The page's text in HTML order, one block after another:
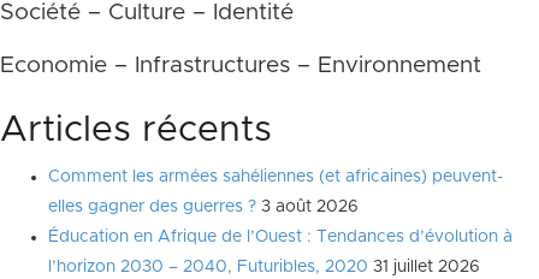
Société – Culture – Identité
Economie – Infrastructures – Environnement
Articles récents
Comment les armées sahéliennes (et africaines) peuvent-
elles gagner des guerres ? 3 août 2026
Éducation en Afrique de l’Ouest : Tendances d’évolution à
l’horizon 2030 – 2040, Futuribles, 2020 31 juillet 2026